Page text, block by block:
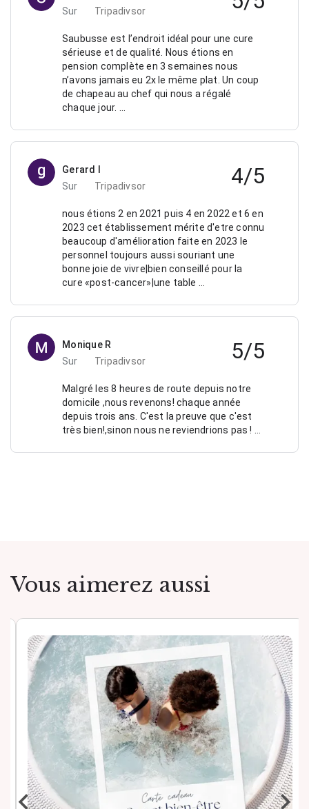
Sur
Tripadivsor
Saubusse est l’endroit idéal pour une cure
sérieuse et de qualité. Nous étions en
pension complète en 3 semaines nous
n’avons jamais eu 2x le même plat. Un coup
de chapeau au chef qui nous a régalé
chaque jour. …
Gerard l
Sur
Tripadivsor 4/5
nous étions 2 en 2021 puis 4 en 2022 et 6 en
2023 cet établissement mérite d'etre connu
beaucoup d'amélioration faite en 2023 le
personnel toujours aussi souriant une
bonne joie de vivre|bien conseillé pour la
cure «post-cancer»|une table …
Monique R
Sur
Tripadivsor 5/5
Malgré les 8 heures de route depuis notre
domicile ,nous revenons! chaque année
depuis trois ans. C'est la preuve que c'est
très bien!,sinon nous ne reviendrions pas ! …
Vous aimerez aussi
‹ ›